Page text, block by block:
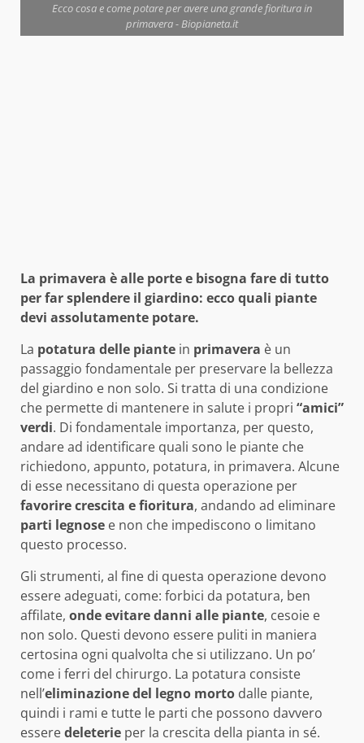
Ecco cosa e come potare per avere una grande fioritura in
primavera - Biopianeta.it
La primavera è alle porte e bisogna fare di tutto
per far splendere il giardino: ecco quali piante
devi assolutamente potare.
La potatura delle piante in primavera è un
passaggio fondamentale per preservare la bellezza
del giardino e non solo. Si tratta di una condizione
che permette di mantenere in salute i propri “amici”
verdi. Di fondamentale importanza, per questo,
andare ad identificare quali sono le piante che
richiedono, appunto, potatura, in primavera. Alcune
di esse necessitano di questa operazione per
favorire crescita e fioritura, andando ad eliminare
parti legnose e non che impediscono o limitano
questo processo.
Gli strumenti, al fine di questa operazione devono
essere adeguati, come: forbici da potatura, ben
affilate, onde evitare danni alle piante, cesoie e
non solo. Questi devono essere puliti in maniera
certosina ogni qualvolta che si utilizzano. Un po’
come i ferri del chirurgo. La potatura consiste
nell’eliminazione del legno morto dalle piante,
quindi i rami e tutte le parti che possono davvero
esseredeleterie per la crescita della pianta in sé.